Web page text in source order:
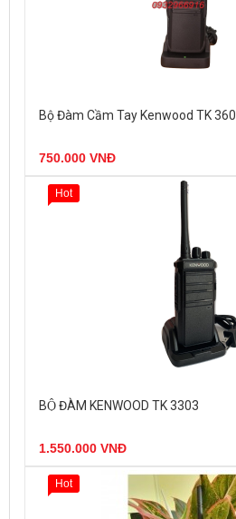
Bộ Đàm Cầm Tay Kenwood TK 360
750.000 VNĐ
BỘ ĐÀM KENWOOD TK 3303
1.550.000 VNĐ
Hot
Hot